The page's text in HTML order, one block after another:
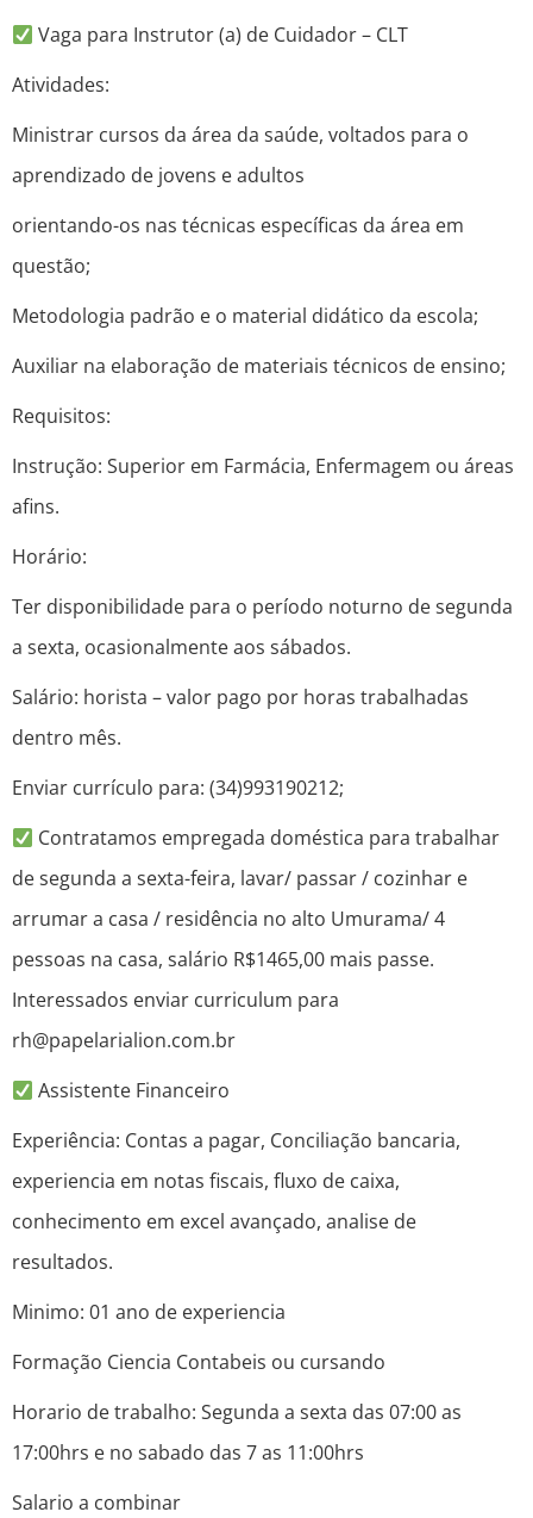
Vaga para Instrutor (a) de Cuidador – CLT
Atividades:
Ministrar cursos da área da saúde, voltados para o
aprendizado de jovens e adultos
orientando-os nas técnicas específicas da área em
questão;
Metodologia padrão e o material didático da escola;
Auxiliar na elaboração de materiais técnicos de ensino;
Requisitos:
Instrução: Superior em Farmácia, Enfermagem ou áreas
afins.
Horário:
Ter disponibilidade para o período noturno de segunda
a sexta, ocasionalmente aos sábados.
Salário: horista – valor pago por horas trabalhadas
dentro mês.
Enviar currículo para: (34)993190212;
Contratamos empregada doméstica para trabalhar
de segunda a sexta-feira, lavar/ passar / cozinhar e
arrumar a casa / residência no alto Umurama/ 4
pessoas na casa, salário R$1465,00 mais passe.
Interessados enviar curriculum para
rh@papelarialion.com.br
Assistente Financeiro
Experiência: Contas a pagar, Conciliação bancaria,
experiencia em notas fiscais, fluxo de caixa,
conhecimento em excel avançado, analise de
resultados.
Minimo: 01 ano de experiencia
Formação Ciencia Contabeis ou cursando
Horario de trabalho: Segunda a sexta das 07:00 as
17:00hrs e no sabado das 7 as 11:00hrs
Salario a combinar